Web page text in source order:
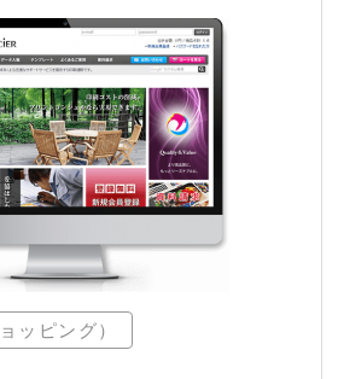
ッピング）